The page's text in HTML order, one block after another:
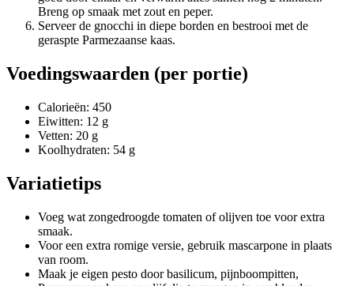
Breng op smaak met zout en peper.
Serveer de gnocchi in diepe borden en bestrooi met de
geraspte Parmezaanse kaas.
Voedingswaarden (per portie)
Calorieën: 450
Eiwitten: 12 g
Vetten: 20 g
Koolhydraten: 54 g
Variatietips
Voeg wat zongedroogde tomaten of olijven toe voor extra
smaak.
Voor een extra romige versie, gebruik mascarpone in plaats
van room.
Maak je eigen pesto door basilicum, pijnboompitten,